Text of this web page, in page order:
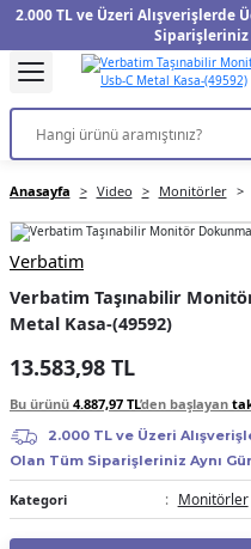
2.000 TL ve Üzeri Alışverişlerde
Siparişleriniz
Geri Dön
Geri Dön
Geri Dön
Geri Dön
Geri Dön
Geri Dön
Geri Dön
Geri Dön
Geri Dön
Geri Dön
Geri Dön
Aksesuarları
Geri Dön
Anasayfa Video Monitörler
Verbatim
Verbatim Taşınabilir
Metal Kasa-(49592)
13.583,98 TL
Bu ürünü 4.887,97 TL’den başlayan
2.000 TL ve Üzeri
Olan Tüm Siparişleriniz Aynı
Kategori Monitörler